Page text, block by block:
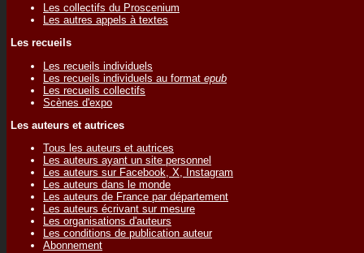
Les collectifs du Proscenium
Les autres appels à textes
Les recueils
Les recueils individuels
Les recueils individuels au format epub
Les recueils collectifs
Scènes d'expo
Les auteurs et autrices
Tous les auteurs et autrices
Les auteurs ayant un site personnel
Les auteurs sur Facebook, X, Instagram
Les auteurs dans le monde
Les auteurs de France par département
Les auteurs écrivant sur mesure
Les organisations d'auteurs
Les conditions de publication auteur
Abonnement